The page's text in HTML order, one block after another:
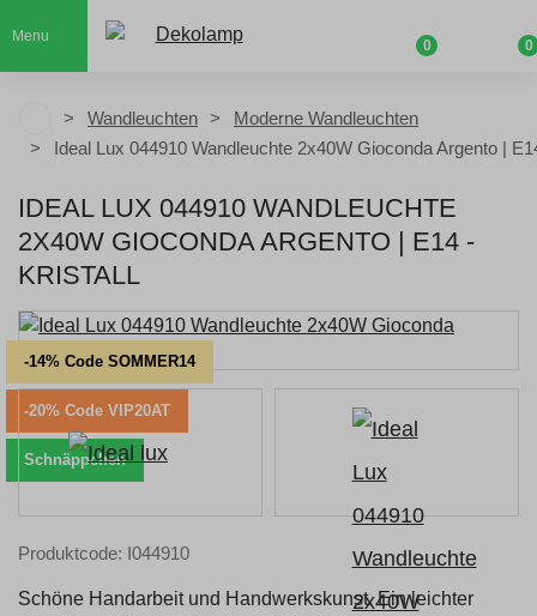
Menu
0 0
Wandleuchten
Moderne Wandleuchten
Ideal Lux 044910 Wandleuchte 2x40W Gioconda Argento |
IDEAL LUX 044910 WANDLEUCHTE
2X40W GIOCONDA ARGENTO | E14 -
KRISTALL
-14% Code SOMMER14
-20% Code VIP20AT
Schnäppchen
Produktcode: I044910
Schöne Handarbeit und Handwerkskunst. Ein leichter